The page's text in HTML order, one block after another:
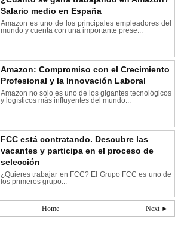
Salario medio en España
Amazon es uno de los principales empleadores del
mundo y cuenta con una importante prese...
Amazon: Compromiso con el Crecimiento
Profesional y la Innovación Laboral
Amazon no solo es uno de los gigantes tecnológicos
y logísticos más influyentes del mundo...
FCC está contratando. Descubre las
vacantes y participa en el proceso de
selección
¿Quieres trabajar en FCC? El Grupo FCC es uno de
los primeros grupo...
Next ►
Home